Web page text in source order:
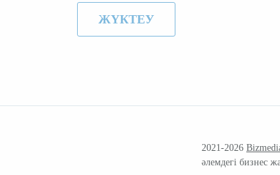
ЖҮКТЕУ
2021-2026
әлемдегі бизнес